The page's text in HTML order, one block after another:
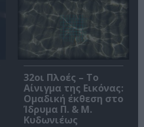
32οι Πλοές – Το
Αίνιγμα της Εικόνας:
Ομαδική έκθεση στο
Ίδρυμα Π. & Μ.
Κυδωνιέως